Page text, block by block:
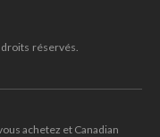
réservés.
achetez et Canadian